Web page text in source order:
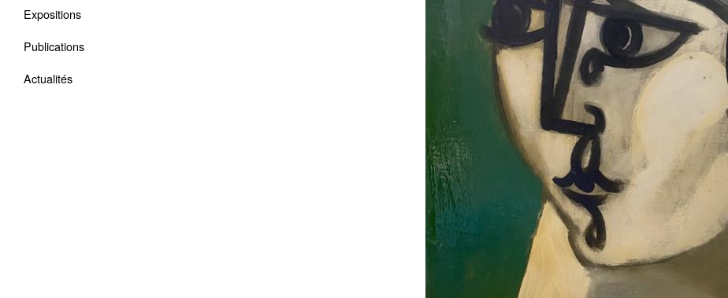
Expositions
Publications
Actualités